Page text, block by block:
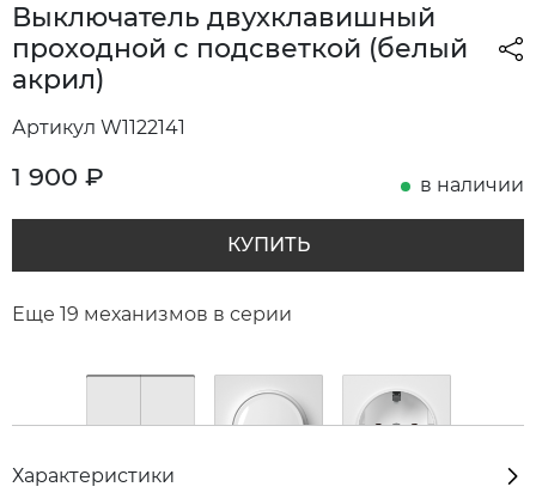
Выключатель двухклавишный
проходной с подсветкой (белый
акрил)
Артикул W1122141
1 900 ₽ в наличии
КУПИТЬ
Еще 19 механизмов в серии
Характеристики